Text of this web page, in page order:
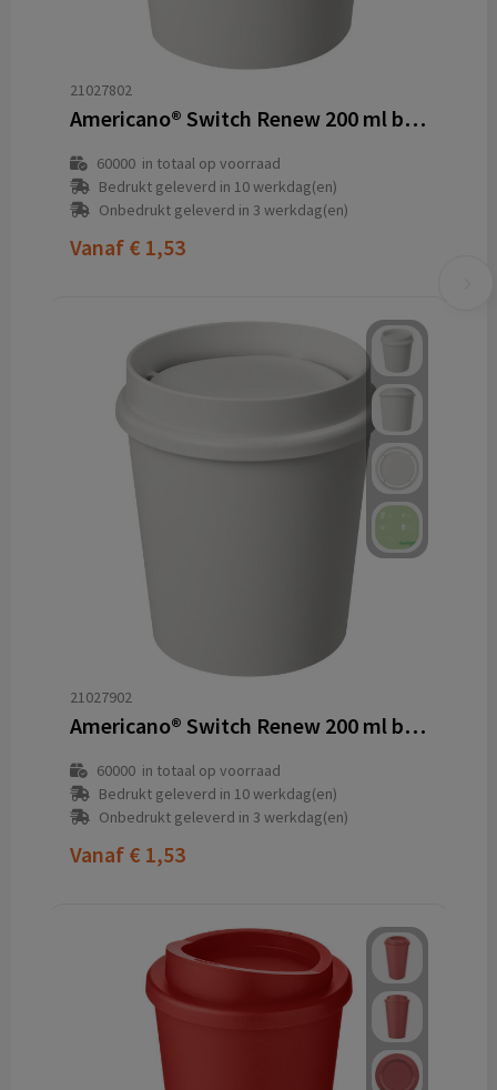
21027802
Americano® Switch Renew 200 ml beker met deksel
60000in totaal op voorraad
Bedrukt geleverd in 10 werkdag(en)
Onbedrukt geleverd in 3 werkdag(en)
Vanaf € 1,53
21027902
Americano® Switch Renew 200 ml beker met 360° deksel
60000in totaal op voorraad
Bedrukt geleverd in 10 werkdag(en)
Onbedrukt geleverd in 3 werkdag(en)
Vanaf € 1,53